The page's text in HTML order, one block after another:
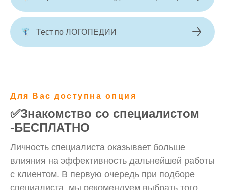
Тест по ЛОГОПЕДИИ
Для Вас доступна опция
✅Знакомство со специалистом
-БЕСПЛАТНО
Личность специалиста оказывает больше
влияния на эффективность дальнейшей работы
с клиентом. В первую очередь при подборе